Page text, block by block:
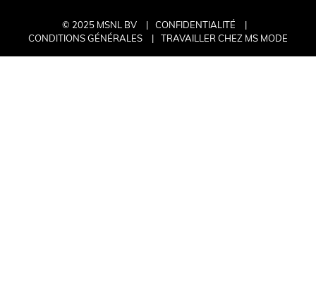
© 2025 MSNL BV
CONFIDENTIALITÉ
CONDITIONS GÉNÉRALES
TRAVAILLER CHEZ MS MODE